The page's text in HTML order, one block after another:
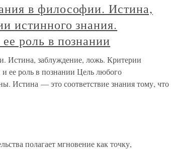
в философии. Истина,
истинного знания.
роль в познании
Истина, заблуждение, ложь. Критерии
ее роль в познании Цель любого
Истина — это соответствие знания тому, что
полагает мгновение как точку,